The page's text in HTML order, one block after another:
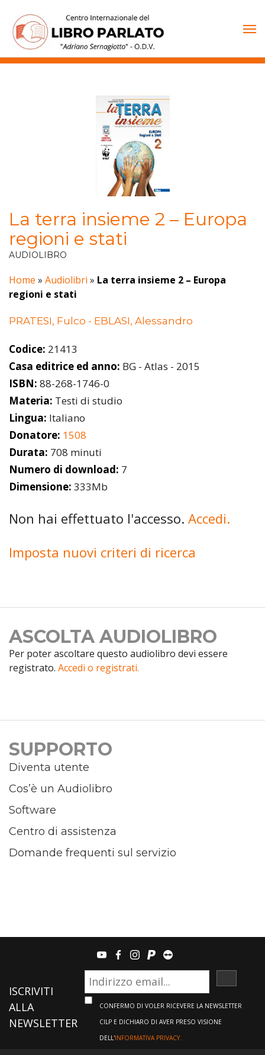
contenuto
La terra insieme 2 – Europa
regioni e stati
AUDIOLIBRO
Home » Audiolibri » La terra insieme 2 – Europa
regioni e stati
PRATESI, Fulco - EBLASI, Alessandro
Codice: 21413
Casa editrice ed anno: BG - Atlas - 2015
ISBN: 88-268-1746-0
Materia: Testi di studio
Lingua: Italiano
Donatore: 1508
Durata: 708 minuti
Numero di download: 7
Dimensione: 333Mb
Non hai effettuato l'accesso. Accedi.
Imposta nuovi criteri di ricerca
ASCOLTA AUDIOLIBRO
Per poter ascoltare questo audiolibro devi essere
registrato. Accedi o registrati.
SUPPORTO
Diventa utente
Cos’è un Audiolibro
Software
Centro di assistenza
Domande frequenti sul servizio
youtubefacebook
instagram
paypalteamviewer
ISCRIVITI
ALLA
NEWSLETTER
CONFERMO DI VOLER RICEVERE LA NEWSLETTER
CILP E DICHIARO DI AVER PRESO VISIONE
DELL'INFORMATIVA PRIVACY.